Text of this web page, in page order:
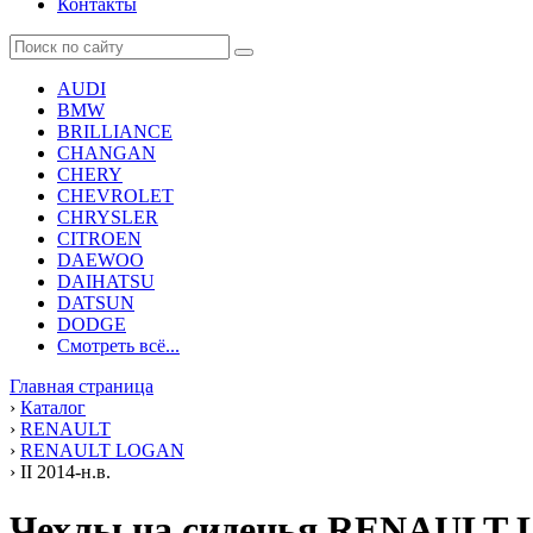
Контакты
AUDI
BMW
BRILLIANCE
CHANGAN
CHERY
CHEVROLET
CHRYSLER
CITROEN
DAEWOO
DAIHATSU
DATSUN
DODGE
Смотреть всё...
Главная страница
› Каталог
› RENAULT
› RENAULT LOGAN
› II 2014-н.в.